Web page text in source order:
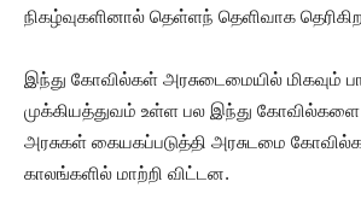
நிகழ்வுகளினால் தெள்ளந் தெளிவாக
இந்து கோவில்கள் அரசுடைமையில் மிகவும்
முக்கியத்துவம் உள்ள பல இந்து கோவில்களை
அரசுகள் கையகப்படுத்தி அரசுடமை
காலங்களில் மாற்றி விட்டன.